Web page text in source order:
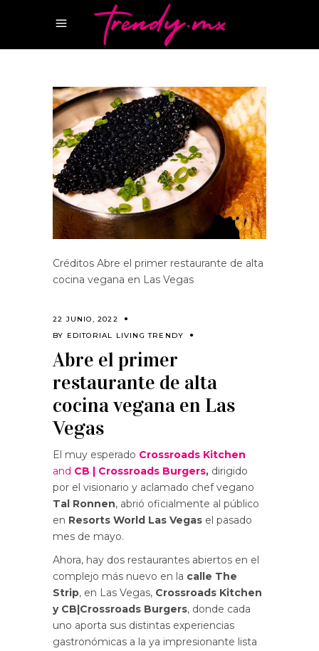
Créditos Abre el primer restaurante de alta
cocina vegana en Las Vegas
22 JUNIO, 2022
BY EDITORIAL LIVING TRENDY
Abre el primer
restaurante de alta
cocina vegana en Las
Vegas
El muy esperado Crossroads Kitchen
and CB | Crossroads Burgers, dirigido
por el visionario y aclamado chef vegano
Tal Ronnen, abrió oficialmente al público
en Resorts World Las Vegas el pasado
mes de mayo.
Ahora, hay dos restaurantes abiertos en el
complejo más nuevo en la calle The
Strip, en Las Vegas, Crossroads Kitchen
y CB|Crossroads Burgers, donde cada
uno aporta sus distintas experiencias
gastronómicas a la ya impresionante lista